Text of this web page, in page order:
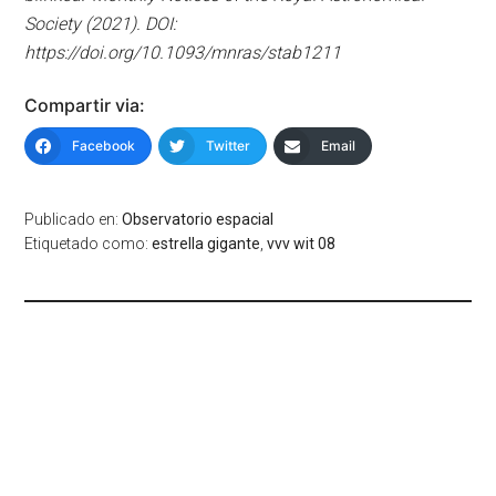
Society (2021). DOI:
https://doi.org/10.1093/mnras/stab1211
Compartir via:
Facebook Twitter Email
Publicado en:Observatorio espacial
Etiquetado como:estrella gigante ,vvv wit 08